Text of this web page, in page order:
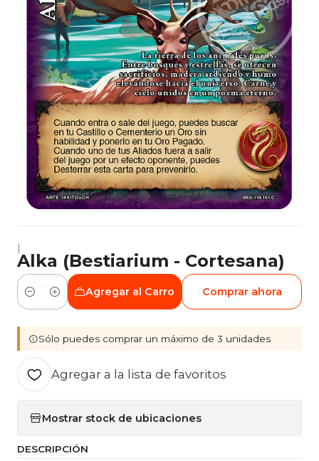
|
Alka (Bestiarium - Cortesana)
Cantidad
Agregar al Carro Comprar ahora
Sólo puedes comprar un máximo de 3 unidades
Agregar a la lista de favoritos
Mostrar stock de ubicaciones
DESCRIPCIÓN